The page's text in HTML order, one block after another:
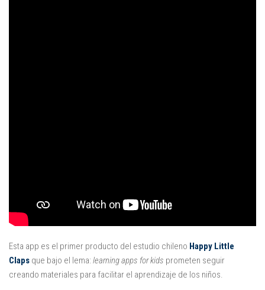
Esta app es el primer producto del estudio chileno Happy Little
Claps que bajo el lema: learning apps for kids prometen seguir
creando materiales para facilitar el aprendizaje de los niños.